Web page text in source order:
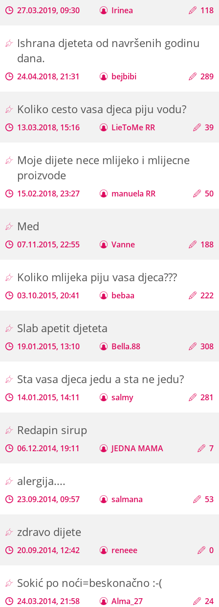
27.03.2019, 09:30 Irinea 118
Ishrana djeteta od navršenih godinu
dana.
24.04.2018, 21:31 bejbibi 289
Koliko cesto vasa djeca piju vodu?
13.03.2018, 15:16 LieToMe RR 39
Moje dijete nece mlijeko i mlijecne
proizvode
15.02.2018, 23:27 manuela RR 50
Med
07.11.2015, 22:55 Vanne 188
Koliko mlijeka piju vasa djeca???
03.10.2015, 20:41 bebaa 222
Slab apetit djeteta
19.01.2015, 13:10 Bella.88 308
Sta vasa djeca jedu a sta ne jedu?
14.01.2015, 14:11 salmy 281
Redapin sirup
06.12.2014, 19:11 JEDNA MAMA 7
alergija....
23.09.2014, 09:57 salmana 53
zdravo dijete
20.09.2014, 12:42 reneee 0
Sokić po noći=beskonačno :-(
24.03.2014, 21:58 Alma_27 24